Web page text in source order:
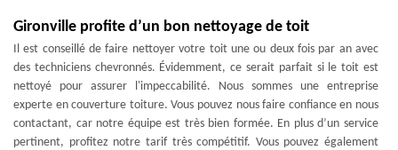
Gironville profite d’un bon nettoyage de toit
Il est conseillé de faire nettoyer votre toit une ou deux fois par an avec
des techniciens chevronnés. Évidemment, ce serait parfait si le toit est
nettoyé pour assurer l'impeccabilité. Nous sommes une entreprise
experte en couverture toiture. Vous pouvez nous faire confiance en nous
contactant, car notre équipe est très bien formée. En plus d’un service
pertinent, profitez notre tarif très compétitif. Vous pouvez également